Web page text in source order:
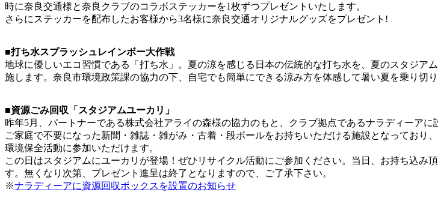
時に奈良交通様と奈良クラブのコラボステッカーを1枚ずつプレゼントいたします。
さらにステッカーを配布したお客様から3名様に奈良交通オリジナルグッズをプレゼント!
■打ち水スプラッシュレインボー大作戦
地球に優しいエコ習慣である「打ち水」。夏の涼を感じる日本の伝統的な打ち水を、夏のスタジア
施します。奈良市環境政策課の協力の下、自宅でも簡単にできる涼み方を体感して暑い夏を乗り切り
■資源ごみ回収「スタジアムユーカリ」
昨年5月、パートナーである株式会社アライの森様の協力のもと、クラブ拠点であるナラディーアに
ご家庭で不要になった新聞・雑誌・雑がみ・古着・段ボールをお持ちいただける施設となっており
環境保全活動に参加いただけます。
この日はスタジアムにユーカリが登場！ぜひリサイクル活動にご参加ください。当日、お持ち込み
す。無くなり次第、プレゼント進呈は終了となりますので、ご了承下さい。
※ナラディーアに資源回収ボックスを設置のお知らせ